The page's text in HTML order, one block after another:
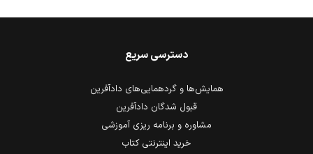
دسترسی سریع
همایش‌ها و گردهمایی‌های دادآفرین
قبول شدگان دادآفرین
مشاوره و برنامه ریزی آموزشی
خرید اینترنتی کتاب